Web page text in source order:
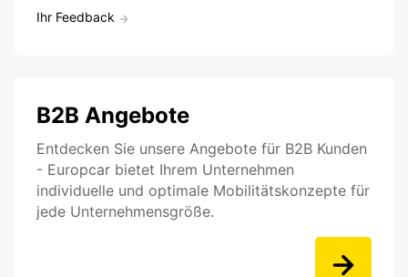
Ihr Feedback
B2B Angebote
Entdecken Sie unsere Angebote für B2B Kunden
- Europcar bietet Ihrem Unternehmen
individuelle und optimale Mobilitätskonzepte für
jede Unternehmensgröße.